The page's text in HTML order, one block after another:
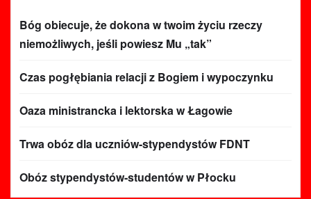
Bóg obiecuje, że dokona w twoim życiu rzeczy
niemożliwych, jeśli powiesz Mu „tak”
Czas pogłębiania relacji z Bogiem i wypoczynku
Oaza ministrancka i lektorska w Łagowie
Trwa obóz dla uczniów-stypendystów FDNT
Obóz stypendystów-studentów w Płocku